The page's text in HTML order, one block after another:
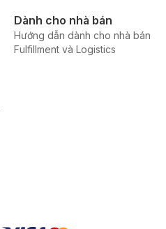
Dành cho nhà bán
Hướng dẫn dành cho nhà bán
Fulfillment và Logistics